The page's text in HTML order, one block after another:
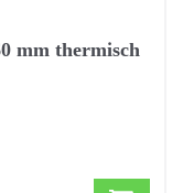
mm thermisch